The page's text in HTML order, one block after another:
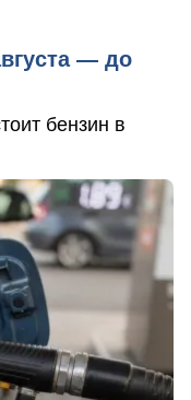
— до
бензин в